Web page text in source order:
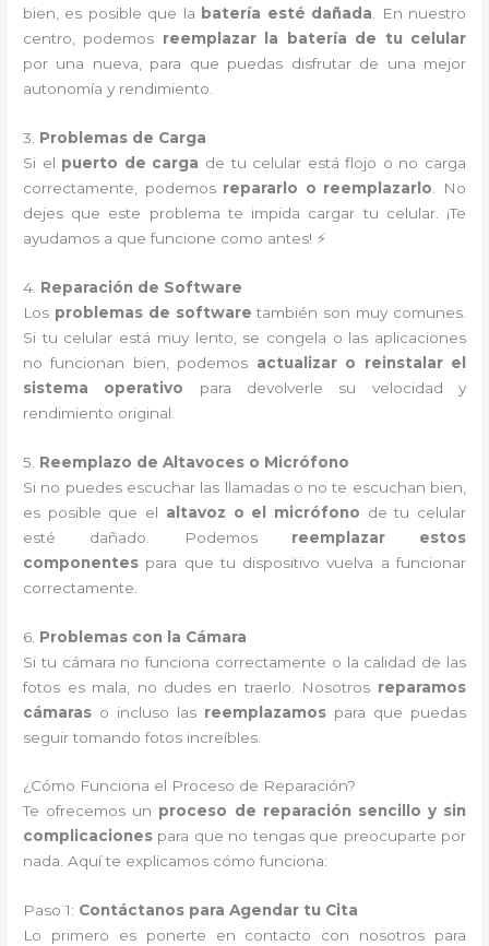
bien, es posible que la batería esté dañada . En nuestro
centro, podemos reemplazar la batería de tu celular
por una nueva, para que puedas disfrutar de una mejor
autonomía y rendimiento.
3. Problemas de Carga
Si el puerto de carga de tu celular está flojo o no carga
correctamente, podemos repararlo o reemplazarlo . No
dejes que este problema te impida cargar tu celular. ¡Te
ayudamos a que funcione como antes! ⚡
4. Reparación de Software
Los problemas de software también son muy comunes.
Si tu celular está muy lento, se congela o las aplicaciones
no funcionan bien, podemos actualizar o reinstalar el
sistema operativo para devolverle su velocidad y
rendimiento original.
5. Reemplazo de Altavoces o Micrófono
Si no puedes escuchar las llamadas o no te escuchan bien,
es posible que el altavoz o el micrófono de tu celular
esté dañado. Podemos reemplazar estos
componentes para que tu dispositivo vuelva a funcionar
correctamente.
6. Problemas con la Cámara
Si tu cámara no funciona correctamente o la calidad de las
fotos es mala, no dudes en traerlo. Nosotros reparamos
cámaras o incluso las reemplazamos para que puedas
seguir tomando fotos increíbles.
¿Cómo Funciona el Proceso de Reparación?
Te ofrecemos un proceso de reparación sencillo y sin
complicaciones para que no tengas que preocuparte por
nada. Aquí te explicamos cómo funciona:
Paso 1: Contáctanos para Agendar tu Cita
Lo primero es ponerte en contacto con nosotros para